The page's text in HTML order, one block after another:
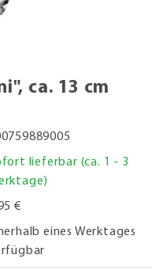
ca. 13 cm
lieferbar (ca. 1 - 3
€
eines Werktages